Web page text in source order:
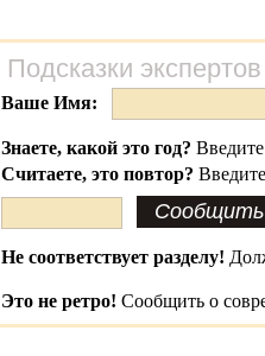
Подсказки экспертов
Ваше Имя:
Знаете, какой это год?
Считаете, это повтор? Введите
Не соответствует разделу!
Это не ретро! Сообщить о